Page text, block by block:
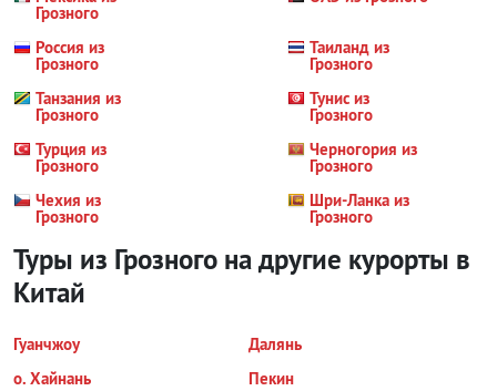
Грозного
Россия из
Грозного
Таиланд из
Грозного
Танзания из
Грозного
Тунис из
Грозного
Турция из
Грозного
Черногория из
Грозного
Чехия из
Грозного
Шри-Ланка из
Грозного
Туры из Грозного на другие курорты в
Китай
Гуанчжоу
Далянь
о. Хайнань
Пекин